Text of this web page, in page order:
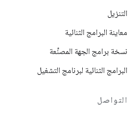
التنزيل
معاينة البرامج الثنائية
نسخة برامج الجهة المصنِّعة
البرامج الثنائية لبرنامج التشغيل
التواصل